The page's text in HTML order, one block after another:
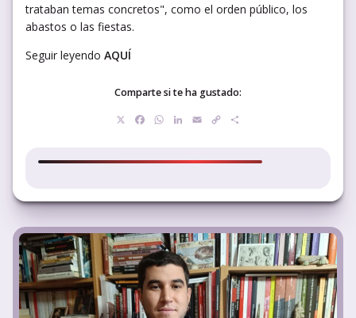
trataban temas concretos", como el orden público, los
abastos o las fiestas.
Seguir leyendo AQUÍ
Comparte si te ha gustado:
Facebook
WhatsApp
LinkedIn
EmailCopy